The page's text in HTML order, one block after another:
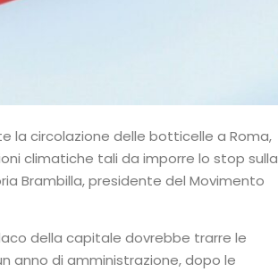
la circolazione delle botticelle a Roma,
climatiche tali da imporre lo stop sulla
Brambilla, presidente del Movimento
della capitale dovrebbe trarre le
anno di amministrazione, dopo le